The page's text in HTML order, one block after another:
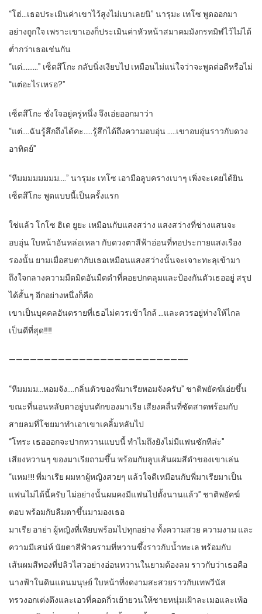
“โฮ่…เธอประเมินค่าเขาไว้สูงไม่เบาเลยนิ” นารุมะ เทโซ พูดออกมา
อย่างถูกใจ เพราะเขาเองก็ประเมินค่าหัวหน้าสมาคมมังกรทมิฬไว้ไม่ได้
ต่ำกว่าเธอเช่นกัน
“แต่………” เซ็ตสึโกะ กลับนิ่งเงียบไป เหมือนไม่แน่ใจว่าจะพูดต่อดีหรือไม่
“แต่อะไรเหรอ?”
เซ็ตสึโกะ ชั่งใจอยู่ครู่หนึ่ง จึงเอ่ยออกมาว่า
“แต่….ฉันรู้สึกถึงได้คะ…..รู้สึกได้ถึงความอบอุ่น …..เขาอบอุ่นราวกับดวง
อาทิตย์”
“หืมมมมมมมม….” นารุมะ เทโซ เอามือลูบครางเบาๆ เพิ่งจะเคยได้ยิน
เซ็ตสึโกะ พูดแบบนี้เป็นครั้งแรก
ใช่แล้ว โกโซ ฮิเด ยูยะ เหมือนกับแสงสว่าง แสงสว่างที่ช่างแสนจะ
อบอุ่น ใบหน้าอันหล่อเหลา กับดวงตาสีฟ้าอ่อนที่ทอประกายแสงเรือง
รองนั้น ยามเมื่อสบตากับเธอเหมือนแสงสว่างนั้นจะเจาะทะลุเข้ามา
ถึงใจกลางความมืดมิดอันมืดดำที่คอยปกคลุมและป้องกันตัวเธออยู่ สรุป
ได้สั้นๆ อีกอย่างหนึ่งก็คือ
เขาเป็นบุคคลอันตรายที่เธอไม่ควรเข้าใกล้ …และควรอยู่ห่างให้ไกล
เป็นดีที่สุด‼‼
—————————————————————————-
“หืมมมม…หอมจัง….กลิ่นตัวของพี่มาเรียหอมจังครับ” ชาติพยัคฆ์เอ่ยขึ้น
ขณะที่นอนหลับตาอยู่บนตักของมาเรีย เสียงคลื่นที่ซัดสาดพร้อมกับ
สายลมที่โชยมาทำเอาเขาเคลิ้มหลับไป
“โทระ เธอออกจะปากหวานแบบนี้ ทำไมถึงยังไม่มีแฟนซักทีล่ะ”
เสียงหวานๆ ของมาเรียถามขึ้น พร้อมกับลูบเส้นผมสีดำของเขาเล่น
“แหม!!! พี่มาเรีย ผมหาผู้หญิงสวยๆ แล้วใจดีเหมือนกับพี่มาเรียมาเป็น
แฟนไม่ได้นี้ครับ ไม่อย่างนั้นผมคงมีแฟนไปตั้งนานแล้ว” ชาติพยัคฆ์
ตอบ พร้อมกับลืมตาขึ้นมามองเธอ
มาเรีย อาย่า ผู้หญิงที่เพียบพร้อมไปทุกอย่าง ทั้งความสวย ความงาม และ
ความมีเสน่ห์ นัยตาสีฟ้าครามที่หวานซึ้งราวกับน้ำทะเล พร้อมกับ
เส้นผมสีทองที่ปลิวไสวอย่างอ่อนหวานในยามต้องลม ราวกับว่าเธอคือ
นางฟ้าในดินแดนมนุษย์ ใบหน้าที่งดงามสะสวยราวกับเทพวีนัส
ทรวงอกเต่งตึงและเอวที่คอดกิ่วเย้ายวนให้ชายหนุ่มเฝ้าละเมอและเพ้อ